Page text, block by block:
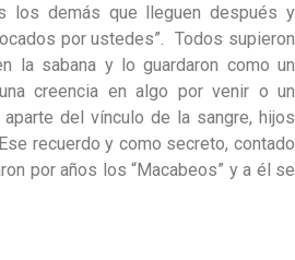
los demás que lleguen después y
por ustedes”. Todos supieron
la sabana y lo guardaron como un
creencia en algo por venir o un
del vínculo de la sangre, hijos
recuerdo y como secreto, contado
por años los “Macabeos” y a él se